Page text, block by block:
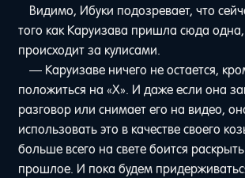
Видимо, Ибуки подозревает, что
того как Каруизава пришла сюда одна,
происходит за кулисами.
— Каруизаве ничего не остается,
положиться на «Х». И даже если она
разговор или снимает его на видео,
использовать это в качестве своего
больше всего на свете боится
прошлое. И пока будем